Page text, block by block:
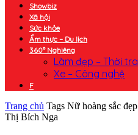
Showbiz
Xã hội
Sức khỏe
Ẩm thực – Du lịch
360° Nghiêng
Làm đẹp – Thời
Xe – Công nghệ
F
Trang chủ Tags Nữ hoàng sắc
Thị Bích Nga